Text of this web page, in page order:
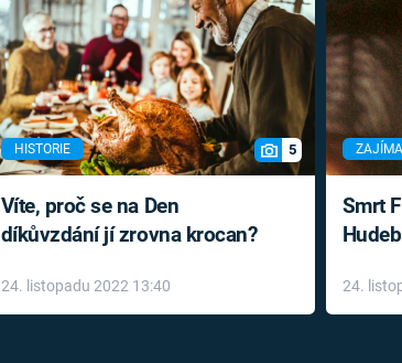
HISTORIE 5
Víte, proč se na Den
díkůvzdání jí zrovna krocan?
24. listopadu 2022 13:40
Smrt
léky
24.